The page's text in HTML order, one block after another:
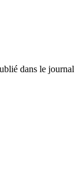
dans le journal